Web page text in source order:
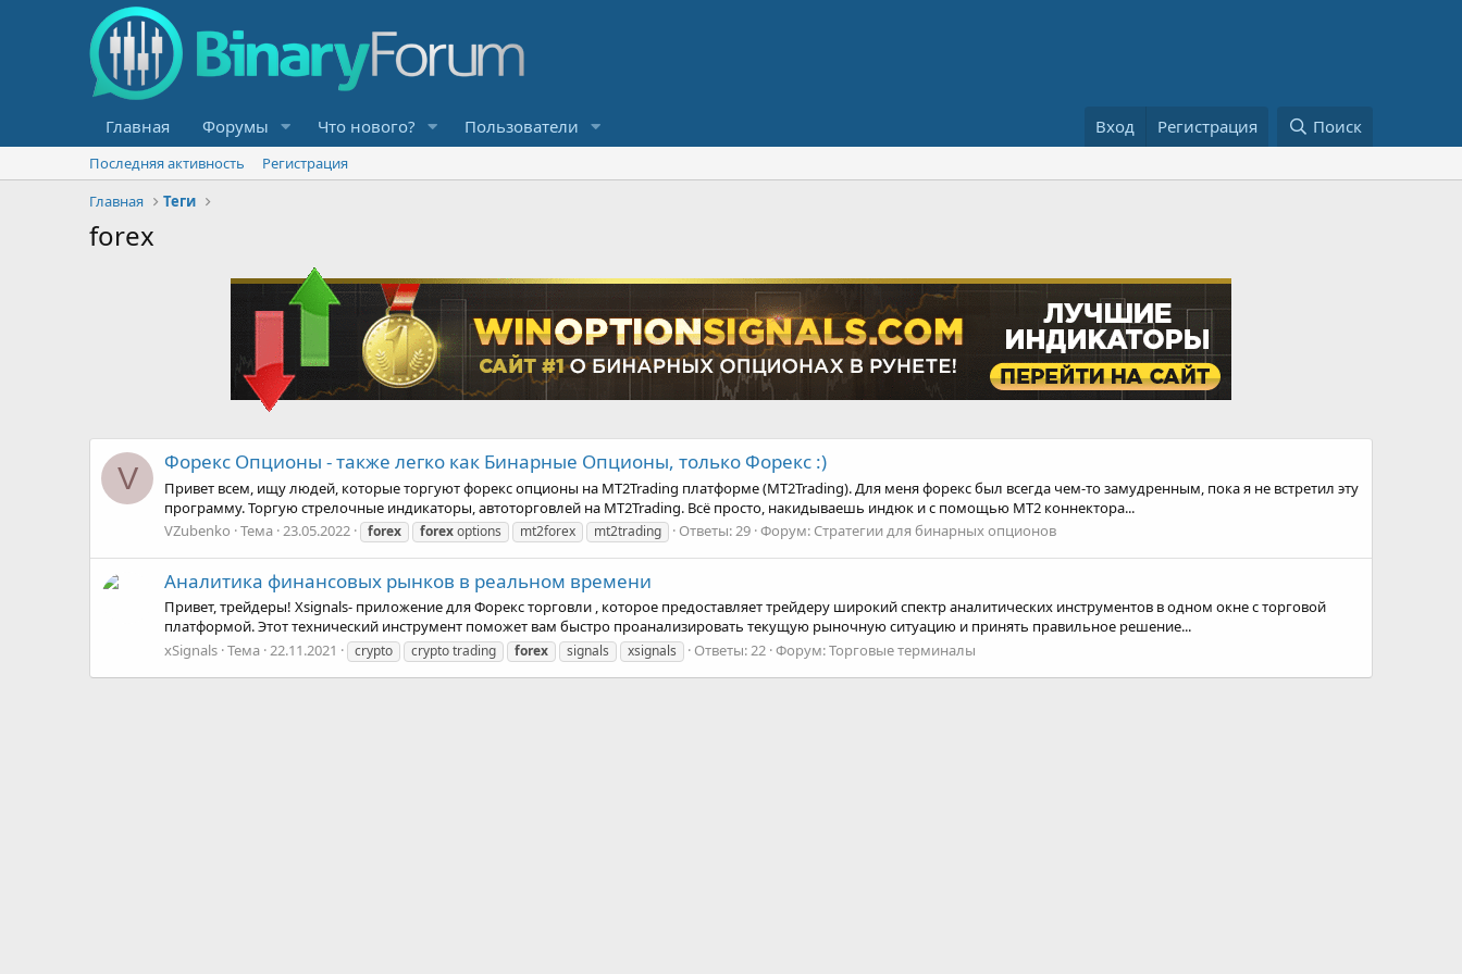
Главная Форумы Что нового? Пользователи Вход Регистрация Поиск
Последняя активность
Регистрация
Главная
Теги
forex
V Форекс Опционы - также легко как Бинарные Опционы, только Форекс :)
Привет всем, ищу людей, которые торгуют форекс опционы на MT2Trading платформе (MT2Trading). Для меня форекс был всегда чем-то замудренным, пока я не встретил эту
программу. Торгую стрелочные индикаторы, автоторговлей на MT2Trading. Всё просто, накидываешь индюк и с помощью MT2 коннектора...
VZubenko Тема 23.05.2022 forex forexoptions mt2forex mt2trading Ответы: 29 Форум: Стратегии для бинарных опционов
Аналитика финансовых рынков в реальном времени
Привет, трейдеры! Xsignals- приложение для Форекс торговли , которое предоставляет трейдеру широкий спектр аналитических инструментов в одном окне с торговой
платформой. Этот технический инструмент поможет вам быстро проанализировать текущую рыночную ситуацию и принять правильное решение...
xSignals Тема 22.11.2021 crypto crypto trading forex signals xsignals Ответы: 22 Форум:Торговые терминалы